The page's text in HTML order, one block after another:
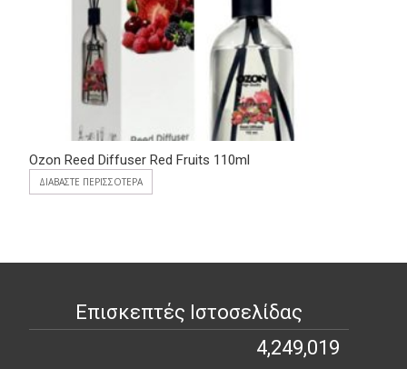
Ozon Reed Diffuser Red Fruits 110ml
ΔΙΑΒΆΣΤΕ ΠΕΡΙΣΣΌΤΕΡΑ
Επισκεπτές Ιστοσελίδας
4,249,019